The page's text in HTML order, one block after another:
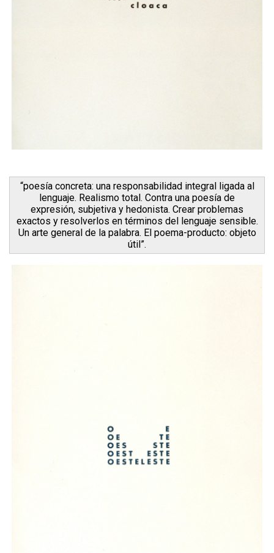
“poesía concreta: una responsabilidad integral ligada al
lenguaje. Realismo total. Contra una poesía de
expresión, subjetiva y hedonista. Crear problemas
exactos y resolverlos en términos del lenguaje sensible.
Un arte general de la palabra. El poema-producto: objeto
útil”.